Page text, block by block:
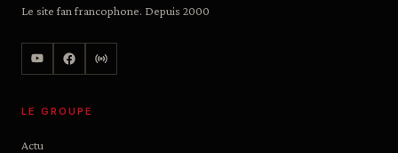
Le site fan francophone. Depuis 2000
LE GROUPE
Actu